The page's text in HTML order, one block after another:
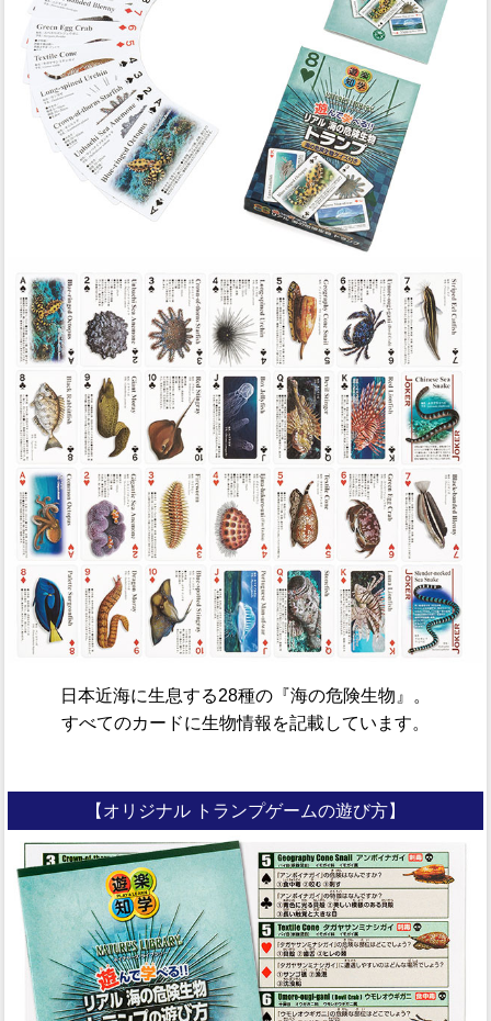
日本近海に生息する28種の『海の危険生物』。
すべてのカードに生物情報を記載しています。
【オリジナル トランプゲームの遊び方】